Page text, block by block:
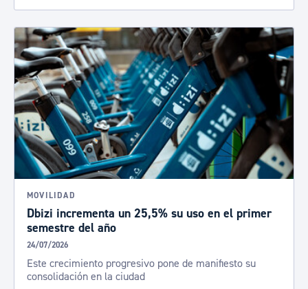
MOVILIDAD
Dbizi incrementa un 25,5% su uso en el primer
semestre del año
24/07/2026
Este crecimiento progresivo pone de manifiesto su
consolidación en la ciudad